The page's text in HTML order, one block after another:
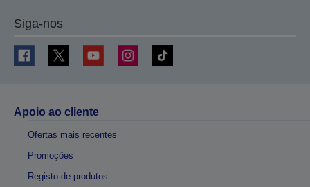
Siga-nos
Apoio ao cliente
Ofertas mais recentes
Promoções
Registo de produtos